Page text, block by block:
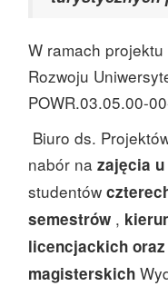
W ramach projektu
Rozwoju
POWR.03.05.00-
Biuro ds.
nabór na zajęcia
studentów
semestrów ,
licencjackich
magisterskich